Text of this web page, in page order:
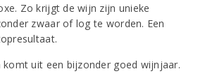
Zo krijgt de wijn zijn unieke
zwaar of log te worden. Een
komt uit een bijzonder goed wijnjaar.